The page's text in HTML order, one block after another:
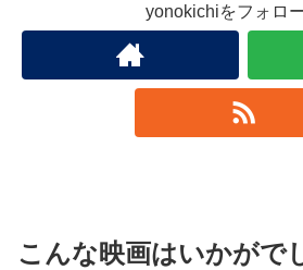
yonokichiをフォロ
こんな映画はいかがで